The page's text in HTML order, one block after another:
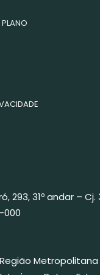
293, 31º andar –
000